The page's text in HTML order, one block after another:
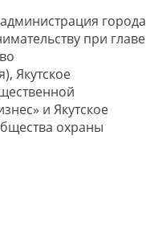
города
при главе
Якутское
и Якутское
охраны